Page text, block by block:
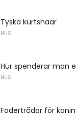
Tyska kurtshaar
HUS
Hur spenderar man
HUS
Fodertrådar för